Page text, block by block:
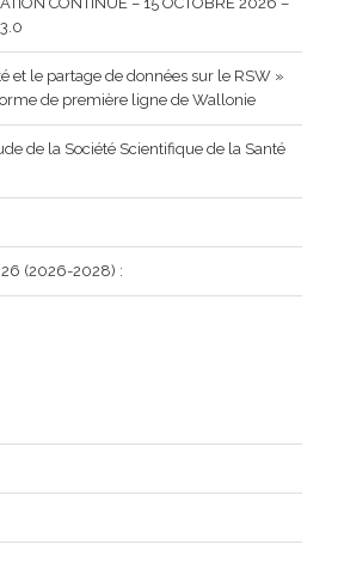
et le partage de données sur le RSW »
de première ligne de Wallonie
de la Société Scientifique de la Santé
(2026-2028) :